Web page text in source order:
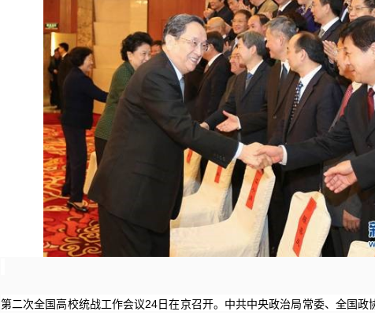
第二次全国高校统战工作会议24 日在京召开。中共中央政治局常委、全国政